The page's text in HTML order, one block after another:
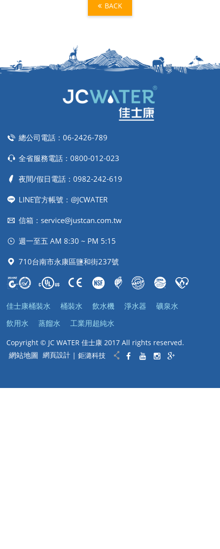
BACK
總公司電話：06-2426-789
全省服務電話：0800-012-023
夜間/假日電話：0982-242-619
LINE官方帳號：@JCWATER
信箱：service@justcan.com.tw
週一至五 AM 8:30 ~ PM 5:15
710台南市永康區鹽和街237號
佳士康桶裝水 桶裝水 飲水機 淨水器
礦泉水
飲用水
蒸餾水 工業用超純水
Copyright © JC WATER 佳士康 2017 All rights reserved.
網站地圖 網頁設計 | 鉅潞科技